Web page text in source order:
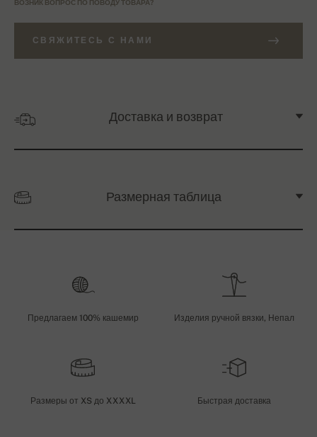
ВОЗНИК ВОПРОС ПО ПОВОДУ ТОВАРА?
СВЯЖИТЕСЬ С НАМИ
Доставка и возврат
Размерная таблица
Предлагаем 100% кашемир Изделия ручной вязки, Непал
Размеры от XS до XXXXL Быстрая доставка